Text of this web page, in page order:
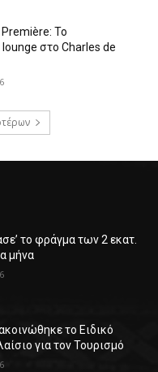
Το
lounge στο Charles de
το φράγμα των 2 εκατ.
μήνα
το Ειδικό
για τον Τουρισμό